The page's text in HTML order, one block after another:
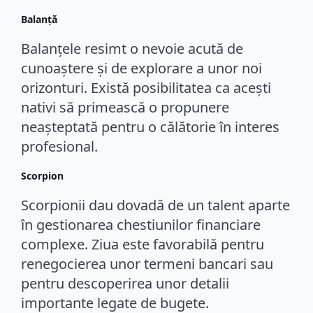
Balanţă
Balanțele resimt o nevoie acută de
cunoaștere și de explorare a unor noi
orizonturi. Există posibilitatea ca acești
nativi să primească o propunere
neașteptată pentru o călătorie în interes
profesional.
Scorpion
Scorpionii dau dovadă de un talent aparte
în gestionarea chestiunilor financiare
complexe. Ziua este favorabilă pentru
renegocierea unor termeni bancari sau
pentru descoperirea unor detalii
importante legate de bugete.